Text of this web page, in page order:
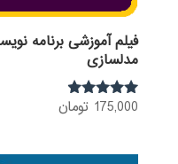
فیلم آموزشی برنامه
مدلسازی
نمره
175,000 تومان